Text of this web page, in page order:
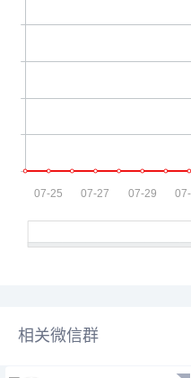
相关微信群